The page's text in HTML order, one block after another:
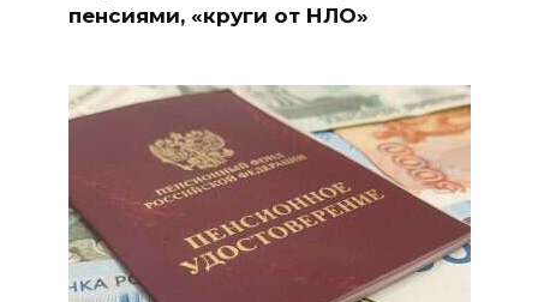
пенсиями, «круги от НЛО»